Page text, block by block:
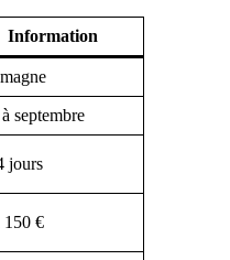
Information
septembre
jours
150 €